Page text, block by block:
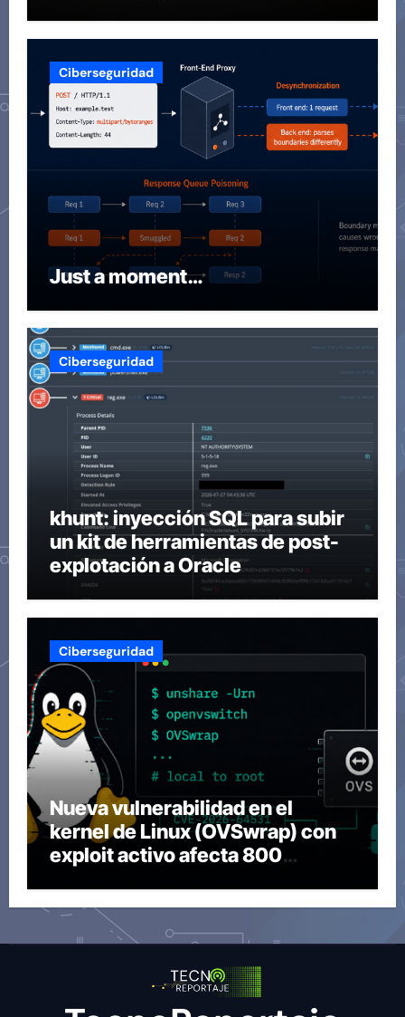
Ciberseguridad
Just a moment…
Ciberseguridad
khunt: inyección SQL para subir
un kit de herramientas de post-
explotación a Oracle
Ciberseguridad
Nueva vulnerabilidad en el
kernel de Linux (OVSwrap) con
exploit activo afecta 800